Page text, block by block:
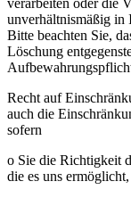
verarbeiten oder die
unverhältnismäßig in
Bitte beachten Sie,
Löschung
Recht auf
auch die
sofern
o Sie die Richtigkeit
die es uns